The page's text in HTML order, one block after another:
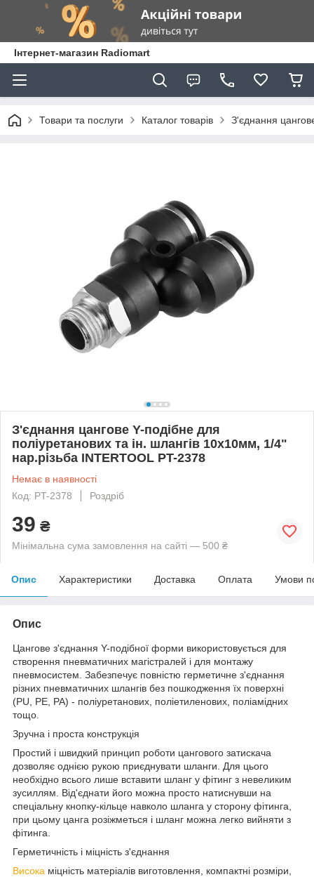
Інтернет-магазин Radiomart
Товари та послуги Каталог товарів З'єднання
З'єднання цангове Y-подібне для
поліуретанових та ін. шлангів 10х10мм, 1/4"
нар.різьба INTERTOOL PT-2378
Немає в наявності
Код: PT-2378
Роздріб
39 ₴
Мінімальна сума замовлення на сайті — 500 ₴
Опис Характеристики Доставка Оплата Умови
Опис
Цангове з'єднання Y-подібної форми використовується для
створення пневматичних магістралей і для монтажу
пневмосистем. Забезпечує повністю герметичне з'єднання
різних пневматичних шлангів без пошкодження їх поверхні
(PU, PE, PA) - поліуретанових, поліетиленових, поліамідних
тощо.
Зручна і проста конструкція
Простий і швидкий принцип роботи цангового затискача
дозволяє однією рукою приєднувати шланги. Для цього
необхідно всього лише вставити шланг у фітинг з невеликим
зусиллям. Від'єднати його можна просто натиснувши на
спеціальну кнопку-кільце навколо шланга у сторону фітинга,
при цьому цанга розіжметься і шланг можна легко вийняти з
фітинга.
Герметичність і міцність з'єднання
Висока міцність матеріалів виготовлення, компактні розміри,